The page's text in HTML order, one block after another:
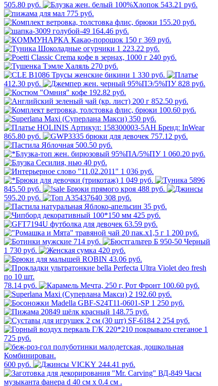
505.80 руб.
543.21 руб.
775 руб.
155.20 руб.
164.46 руб.
369 руб.
1 223.22 руб.
240 руб.
270 руб.
1 330 руб.
412.30 руб.
828 руб.
192.82 руб.
852.50 руб.
100.60 руб.
350 руб.
865.80 руб.
757.12 руб.
500.50 руб.
1 060.20 руб.
40 руб.
1 036 руб.
1 049 руб.
845.50 руб.
488 руб.
595.20 руб.
308 руб.
35 руб.
425 руб.
63.59 руб.
1 200 руб.
714 руб.
1 730 руб.
420 руб.
43.06 руб.
78.14 руб.
100.60 руб.
2 192.60 руб.
1 250 руб.
148.75 руб.
2 254 руб.
1
725 руб.
600 руб. 244.41 руб.